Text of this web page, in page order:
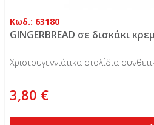
Κωδ.: 63180
GINGERBREAD σε δισκάκι
Χριστουγεννιάτικα στολίδια
3,80 €